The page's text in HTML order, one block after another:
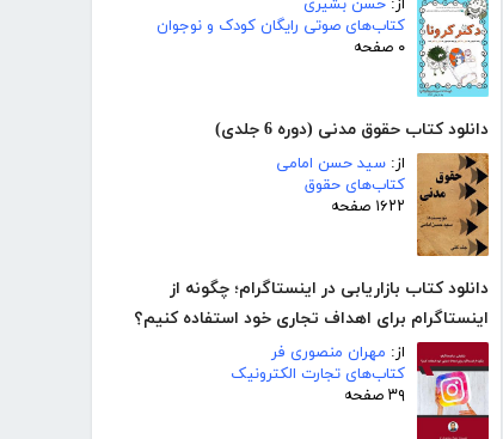
از: حسن بشیری
کتاب‌های صوتی رایگان کودک و نوجوان
۰ صفحه
دانلود کتاب حقوق مدنی (دوره 6 جلدی)
از: سید حسن امامی
کتاب‌های حقوق
۱۶۲۲ صفحه
دانلود کتاب بازاریابی در اینستاگرام؛ چگونه از
اینستاگرام برای اهداف تجاری خود استفاده کنیم؟
از: مهران منصوری فر
کتاب‌های تجارت الکترونیک
۳۹ صفحه